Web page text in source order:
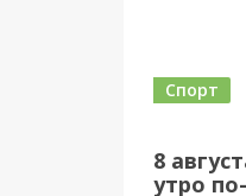
8
утро
Спорт